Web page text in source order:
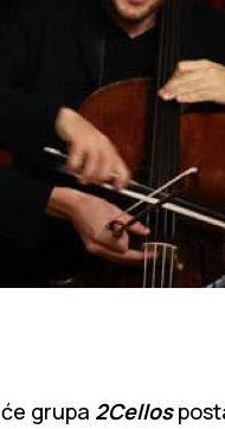
grupa 2Cellos